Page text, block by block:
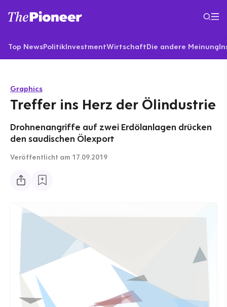
Top NewsPolitikInvestmentWirtschaftDie andere Meinung
Graphics
Treffer ins Herz der Ölindustrie
Drohnenangriffe auf zwei Erdölanlagen drücken
den saudischen Ölexport
Veröffentlicht am 17.09.2019